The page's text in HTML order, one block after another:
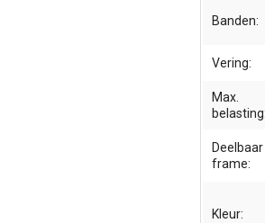
Banden:
Vering:
Max.
belasting:
Deelbaar
frame:
Kleur: